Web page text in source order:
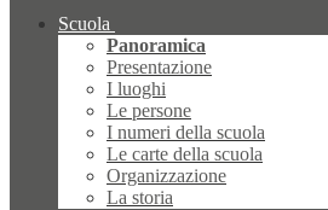
Scuola
Panoramica
Presentazione
I luoghi
Le persone
I numeri della scuola
Le carte della scuola
Organizzazione
La storia